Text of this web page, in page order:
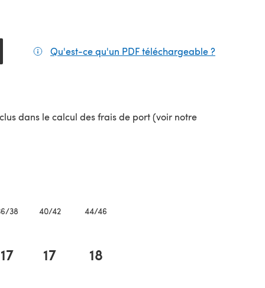
Qu'est-ce qu'un PDF téléchargeable ?
dans le calcul des frais de port (voir notre
onglet)
38 40/42 44/46
17 17 18